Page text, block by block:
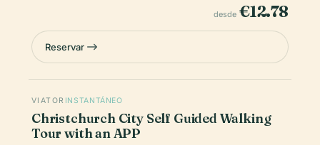
desde €12.78
Reservar
VIATOR INSTANTÁNEO
Christchurch City Self Guided Walking
Tour with an APP